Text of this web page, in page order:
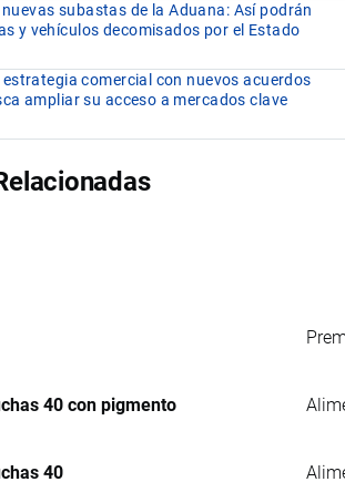
subastas de la Aduana: Así podrán
y vehículos decomisados por el Estado
comercial con nuevos acuerdos
ampliar su acceso a mercados clave
40 con pigmento
40